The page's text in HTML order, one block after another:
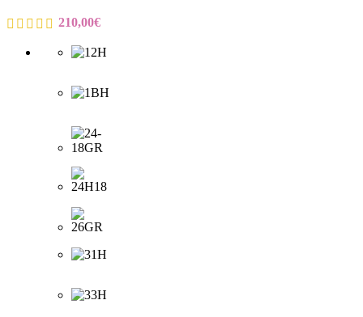
210,00€